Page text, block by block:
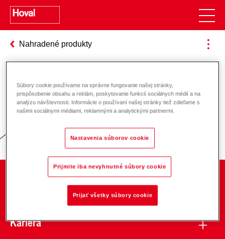
Nahradené produkty
Zodpovednosť za energiu a životné
prostredie
O spoločnosti
Kariéra
Súbory cookie používame na správne fungovanie našej stránky,
prispôsobenie obsahu a reklám, poskytovanie funkcií sociálnych médií a na
analýzu návštevnosti. Informácie o používaní našej stránky tiež zdieľame s
našimi sociálnymi médiami, reklamnými a analytickými partnermi.
Nastavenia súborov cookie
Prijmite iba nevyhnutné súbory cookie
Prijať všetky súbory cookie